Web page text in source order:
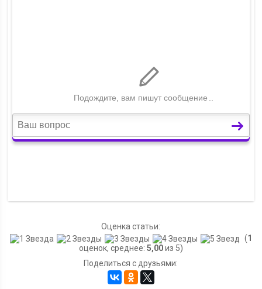
Оценка статьи:
(1
оценок, среднее: 5,00из 5)
Поделиться с друзьями: